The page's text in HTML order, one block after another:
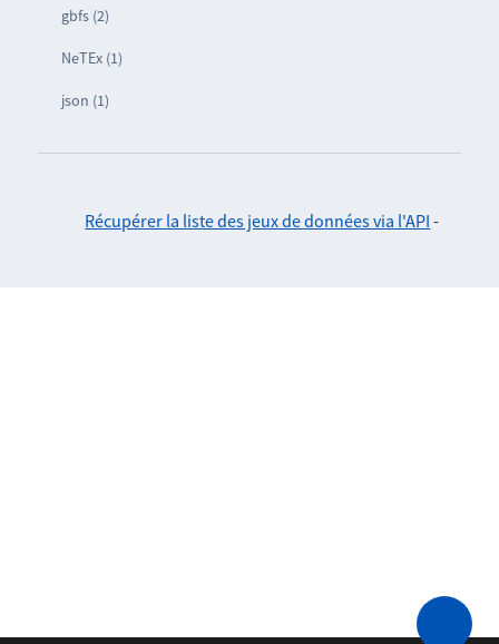
gbfs (2)
NeTEx (1)
json (1)
Récupérer la liste des jeux de données via l'API -